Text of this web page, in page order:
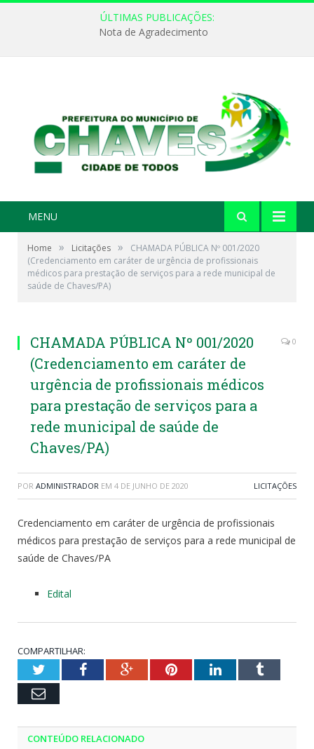
ÚLTIMAS PUBLICAÇÕES:
Nota de Agradecimento
MENU
Home » Licitações »
CHAMADA PÚBLICA Nº 001/2020
(Credenciamento em caráter de urgência de profissionais
médicos para prestação de serviços para a rede municipal de
saúde de Chaves/PA)
CHAMADA PÚBLICA Nº 001/2020
(Credenciamento em caráter de
urgência de profissionais médicos
para prestação de serviços para a
rede municipal de saúde de
Chaves/PA)
0
POR ADMINISTRADOR EM 4 DE JUNHO DE 2020 LICITAÇÕES
Credenciamento em caráter de urgência de profissionais
médicos para prestação de serviços para a rede municipal de
saúde de Chaves/PA
Edital
COMPARTILHAR:
TwitterFacebookGoogle+PinterestLinkedInTumblr
Email
CONTEÚDO RELACIONADO